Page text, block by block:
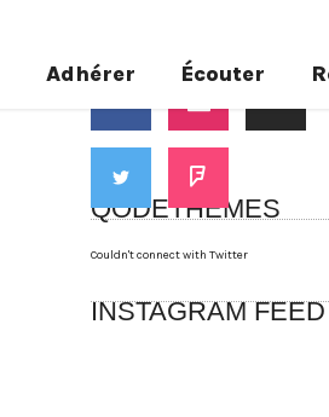
Adhérer Écouter
Suivez-nous
QODETHEMES
Couldn't connect with Twitter
INSTAGRAM FEED